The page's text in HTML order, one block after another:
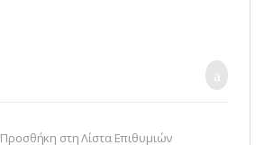
Προσθήκη στη Λίστα Επιθυμιών